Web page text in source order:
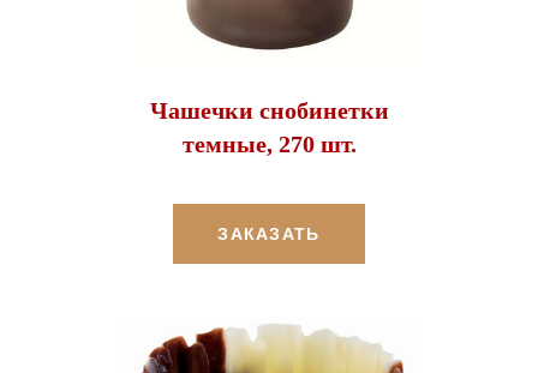
Чашечки снобинетки
темные, 270 шт.
ЗАКАЗАТЬ